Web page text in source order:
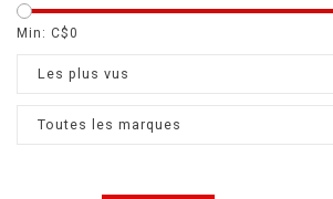
Min: C$0
Les plus vus
Toutes les marques